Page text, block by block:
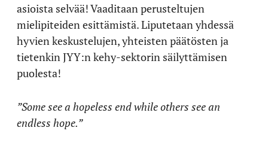
asioista selvää! Vaaditaan perusteltujen
mielipiteiden esittämistä. Liputetaan yhdessä
hyvien keskustelujen, yhteisten päätösten ja
tietenkin JYY:n kehy-sektorin säilyttämisen
puolesta!
”Some see a hopeless end while others see an
endless hope.”